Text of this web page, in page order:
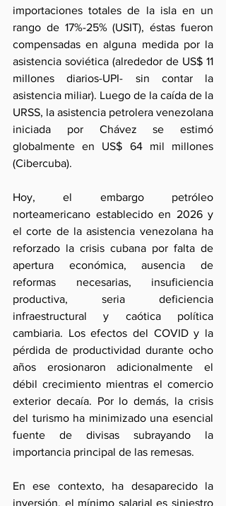
importaciones totales de la isla en un
rango de 17%-25% (USIT), éstas fueron
compensadas en alguna medida por la
asistencia soviética (alrededor de US$ 11
millones diarios-UPI- sin contar la
asistencia miliar). Luego de la caída de la
URSS, la asistencia petrolera venezolana
iniciada por Chávez se estimó
globalmente en US$ 64 mil millones
(Cibercuba).
Hoy, el embargo petróleo
norteamericano establecido en 2026 y
el corte de la asistencia venezolana ha
reforzado la crisis cubana por falta de
apertura económica, ausencia de
reformas necesarias, insuficiencia
productiva, seria deficiencia
infraestructural y caótica política
cambiaria. Los efectos del COVID y la
pérdida de productividad durante ocho
años erosionaron adicionalmente el
débil crecimiento mientras el comercio
exterior decaía. Por lo demás, la crisis
del turismo ha minimizado una esencial
fuente de divisas subrayando la
importancia principal de las remesas.
En ese contexto, ha desaparecido la
inversión, el mínimo salarial es siniestro